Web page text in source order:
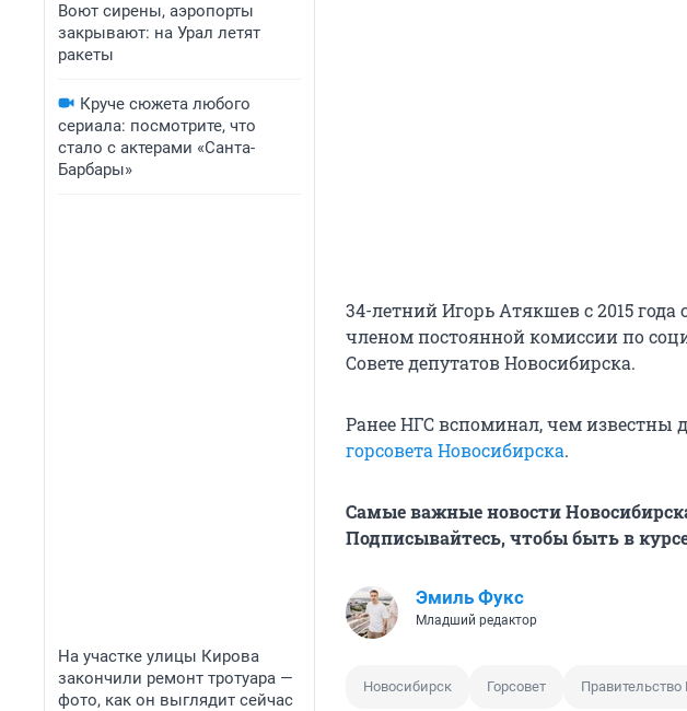
Воют сирены, аэропорты
закрывают: на Урал летят
ракеты
Круче сюжета любого
сериала: посмотрите, что
стало с актерами «Санта-
Барбары»
На участке улицы Кирова
закончили ремонт тротуара —
фото, как он выглядит сейчас
34-летний Игорь Атякшев с 2015
членом постоянной комиссии по
Совете депутатов Новосибирска.
Ранее НГС вспоминал, чем известны
горсовета Новосибирска.
Самые важные новости
Подписывайтесь, чтобы быть в
Эмиль Фукс
Младший редактор
Новосибирск Горсовет